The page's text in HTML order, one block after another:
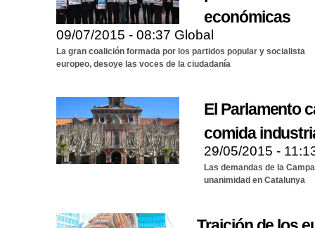
económicas
09/07/2015 - 08:37 Global
La gran coalición formada por los partidos popular y socialista
europeo, desoye las voces de la ciudadanía
El Parlamento
comida
29/05/2015 -
Las demandas de la
unanimidad en Catalunya